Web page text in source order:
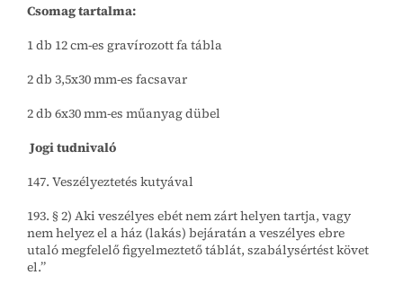
Csomag tartalma:
1 db 12 cm-es gravírozott fa tábla
2 db 3,5x30 mm-es facsavar
2 db 6x30 mm-es műanyag dübel
Jogi tudnivaló
147. Veszélyeztetés kutyával
193. § 2) Aki veszélyes ebét nem zárt helyen tartja, vagy
nem helyez el a ház (lakás) bejáratán a veszélyes ebre
utaló megfelelő figyelmeztető táblát, szabálysértést követ
el.”